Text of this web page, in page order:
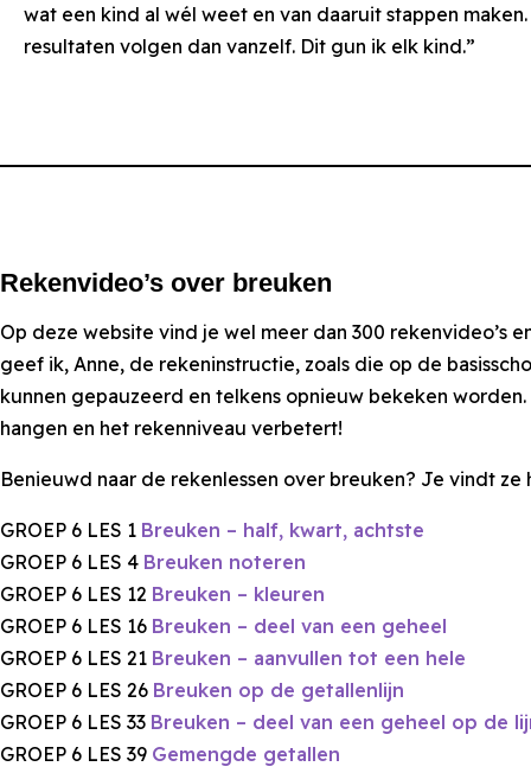
wat een kind al wél weet en van daaruit stappen
resultaten volgen dan vanzelf. Dit gun ik elk kind.”
Rekenvideo’s over breuken
Op deze website vind je wel meer dan 300 rekenvideo’s
geef ik, Anne, de rekeninstructie, zoals die op de
kunnen gepauzeerd en telkens opnieuw bekeken
hangen en het rekenniveau verbetert!
Benieuwd naar de rekenlessen over breuken? Je vindt ze
GROEP 6 LES 1 Breuken – half, kwart, achtste
GROEP 6 LES 4 Breuken noteren
GROEP 6 LES 12 Breuken – kleuren
GROEP 6 LES 16 Breuken – deel van een geheel
GROEP 6 LES 21 Breuken – aanvullen tot een hele
GROEP 6 LES 26 Breuken op de getallenlijn
GROEP 6 LES 33 Breuken – deel van een geheel op de
GROEP 6 LES 39 Gemengde getallen